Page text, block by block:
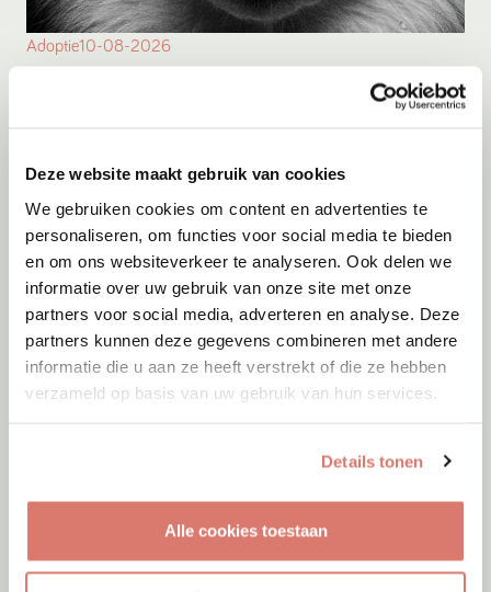
Deze website maakt gebruik van cookies
We gebruiken cookies om content en advertenties te
personaliseren, om functies voor social media te bieden
en om ons websiteverkeer te analyseren. Ook delen we
informatie over uw gebruik van onze site met onze
partners voor social media, adverteren en analyse. Deze
partners kunnen deze gegevens combineren met andere
informatie die u aan ze heeft verstrekt of die ze hebben
verzameld op basis van uw gebruik van hun services.
Details tonen
Alle cookies toestaan
Adoptie10-08-2026
Adoptie10-08-2026
Dieren